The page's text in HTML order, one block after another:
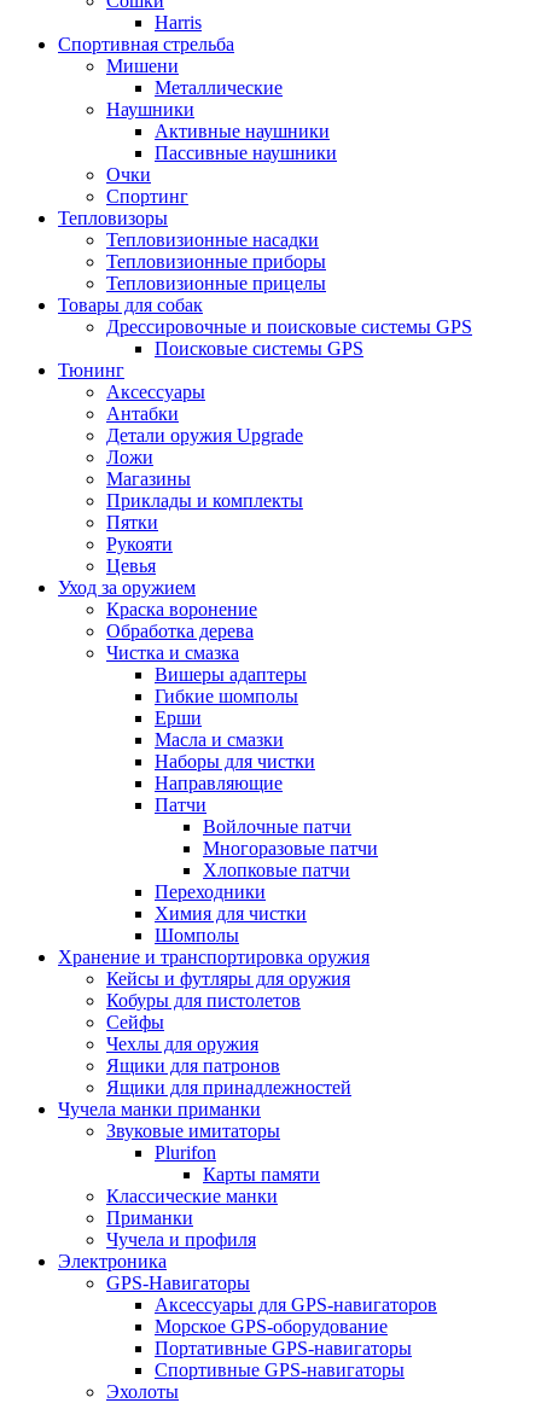
Harris
Спортивная стрельба
Мишени
Металлические
Наушники
Активные наушники
Пассивные наушники
Очки
Спортинг
Тепловизоры
Тепловизионные насадки
Тепловизионные приборы
Тепловизионные прицелы
Товары для собак
Дрессировочные и поисковые системы GPS
Поисковые системы GPS
Тюнинг
Аксессуары
Антабки
Детали оружия Upgrade
Ложи
Магазины
Приклады и комплекты
Пятки
Рукояти
Цевья
Уход за оружием
Краска воронение
Обработка дерева
Чистка и смазка
Вишеры адаптеры
Гибкие шомполы
Ерши
Масла и смазки
Наборы для чистки
Направляющие
Патчи
Войлочные патчи
Многоразовые патчи
Хлопковые патчи
Переходники
Химия для чистки
Шомполы
Хранение и транспортировка оружия
Кейсы и футляры для оружия
Кобуры для пистолетов
Сейфы
Чехлы для оружия
Ящики для патронов
Ящики для принадлежностей
Чучела манки приманки
Звуковые имитаторы
Plurifon
Карты памяти
Классические манки
Приманки
Чучела и профиля
Электроника
GPS-Навигаторы
Аксессуары для GPS-навигаторов
Морское GPS-оборудование
Портативные GPS-навигаторы
Спортивные GPS-навигаторы
Эхолоты